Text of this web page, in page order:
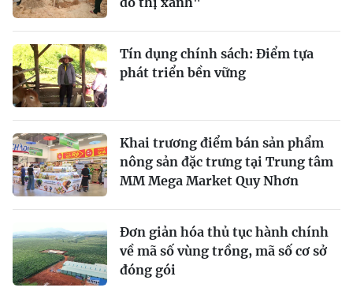
Tín dụng chính sách: Ðiểm tựa
phát triển bền vững
Khai trương điểm bán sản phẩm
nông sản đặc trưng tại Trung tâm
MM Mega Market Quy Nhơn
Đơn giản hóa thủ tục hành chính
về mã số vùng trồng, mã số cơ sở
đóng gói